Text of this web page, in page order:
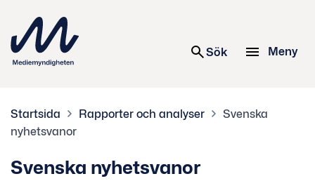
Sök Meny
Startsida Rapporter och analyser
Svenska
nyhetsvanor
Svenska nyhetsvanor